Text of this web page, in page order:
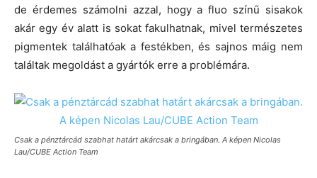
de érdemes számolni azzal, hogy a fluo színű sisakok
akár egy év alatt is sokat fakulhatnak, mivel természetes
pigmentek találhatóak a festékben, és sajnos máig nem
találtak megoldást a gyártók erre a problémára.
Csak a pénztárcád szabhat határt akárcsak a bringában. A képen Nicolas
Lau/CUBE Action Team